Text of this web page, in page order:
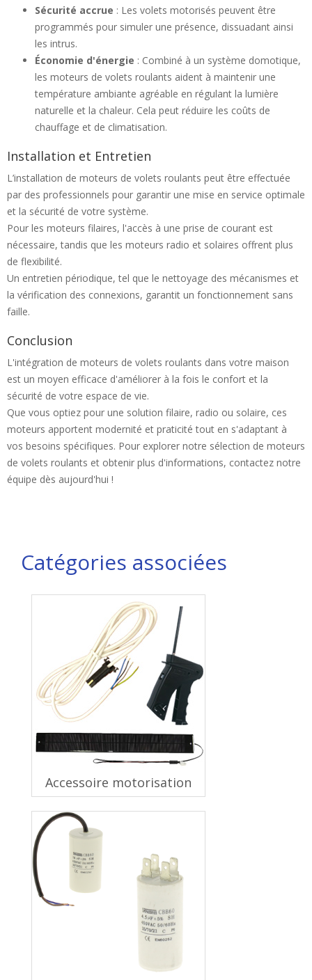
Sécurité accrue : Les volets motorisés peuvent être
programmés pour simuler une présence, dissuadant ainsi
les intrus.
Économie d'énergie : Combiné à un système domotique,
les moteurs de volets roulants aident à maintenir une
température ambiante agréable en régulant la lumière
naturelle et la chaleur. Cela peut réduire les coûts de
chauffage et de climatisation.
Installation et Entretien
L’installation de moteurs de volets roulants peut être effectuée
par des professionnels pour garantir une mise en service optimale
et la sécurité de votre système.
Pour les moteurs filaires, l'accès à une prise de courant est
nécessaire, tandis que les moteurs radio et solaires offrent plus
de flexibilité.
Un entretien périodique, tel que le nettoyage des mécanismes et
la vérification des connexions, garantit un fonctionnement sans
faille.
Conclusion
L'intégration de moteurs de volets roulants dans votre maison
est un moyen efficace d'améliorer à la fois le confort et la
sécurité de votre espace de vie.
Que vous optiez pour une solution filaire, radio ou solaire, ces
moteurs apportent modernité et praticité tout en s'adaptant à
vos besoins spécifiques. Pour explorer notre sélection de moteurs
de volets roulants et obtenir plus d'informations, contactez notre
équipe dès aujourd'hui !
Catégories associées
Accessoire motorisation